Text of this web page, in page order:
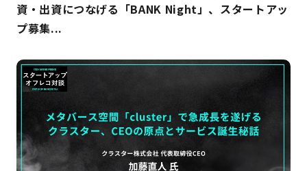
資・出資につなげる「BANK Night」、スタートアッ
プ募集...